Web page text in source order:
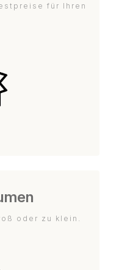
für Ihren
oder zu klein.